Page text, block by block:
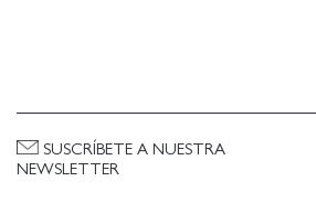
SUSCRÍBETE A NUESTRA
NEWSLETTER